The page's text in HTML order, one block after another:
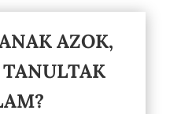
AZOK,